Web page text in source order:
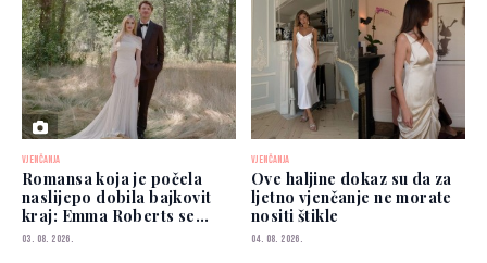
VJENČANJA
Romansa koja je počela
naslijepo dobila bajkovit
kraj: Emma Roberts se
udala
03. 08. 2026.
VJENČANJA
Ove haljine dokaz su da za
ljetno vjenčanje ne morate
nositi štikle
04. 08. 2026.